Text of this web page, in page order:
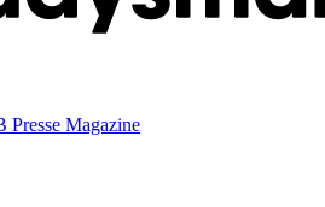
Presse Magazine